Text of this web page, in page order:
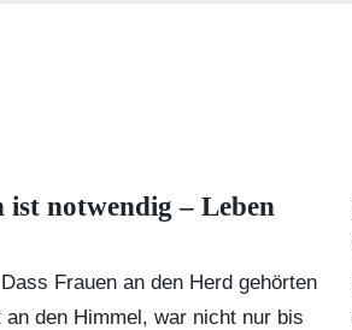
ist notwendig – Leben
Frauen an den Herd gehörten
an den Himmel, war nicht nur bis